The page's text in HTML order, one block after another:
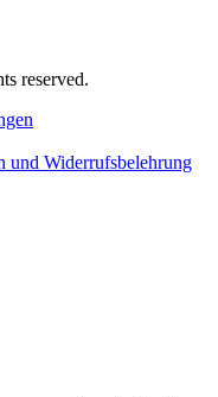
reserved.
und Widerrufsbelehrung